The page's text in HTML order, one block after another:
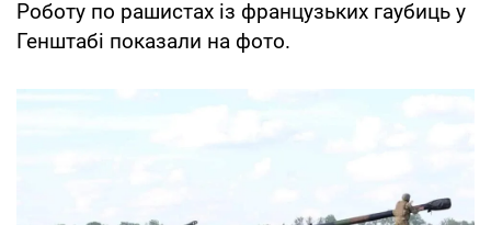
Роботу по рашистах із французьких гаубиць у
Генштабі показали на фото.